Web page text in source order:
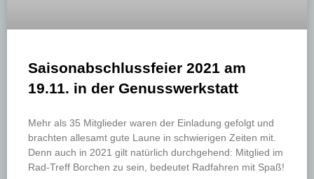
Saisonabschlussfeier 2021 am
19.11. in der Genusswerkstatt
Mehr als 35 Mitglieder waren der Einladung gefolgt und
brachten allesamt gute Laune in schwierigen Zeiten mit.
Denn auch in 2021 gilt natürlich durchgehend: Mitglied im
Rad-Treff Borchen zu sein, bedeutet Radfahren mit Spaß!